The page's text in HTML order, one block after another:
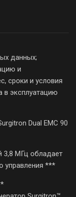
данных;
и
сроки и условия
в эксплуатацию
Dual EMC 90
3,8 МГц обладает
управления ***